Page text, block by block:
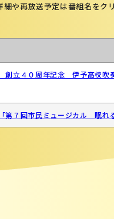
や再放送予定は番組名をク
創立４０周年記念 伊予高校吹
第７回市民ミュージカル 眠れ